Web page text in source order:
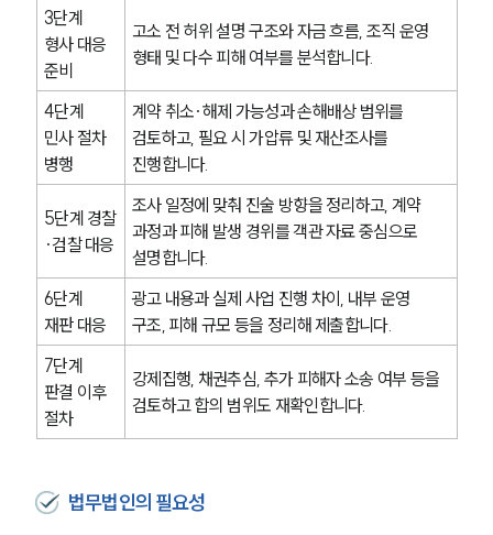
사례분석/최신동향
형사 법률정보
형사소송·상담후기
업무분야
형사그룹 업무
전체
구성원 소개
소식/자료
3단계
형사 대응
준비
고소 전 허위 설명 구조와 자금 흐름, 조직 운영
형태 및 다수 피해 여부를 분석합니다.
4단계
민사 절차
병행
계약 취소·해제 가능성과 손해배상 범위를
검토하고, 필요 시 가압류 및 재산조사를
진행합니다.
5단계 경찰
·검찰 대응
조사 일정에 맞춰 진술 방향을 정리하고, 계약
과정과 피해 발생 경위를 객관 자료 중심으로
설명합니다.
6단계
재판 대응
광고 내용과 실제 사업 진행 차이, 내부 운영
구조, 피해 규모 등을 정리해 제출합니다.
7단계
판결 이후
절차
강제집행, 채권추심, 추가 피해자 소송 여부 등을
검토하고 합의 범위도 재확인합니다.
법무법인의 필요성